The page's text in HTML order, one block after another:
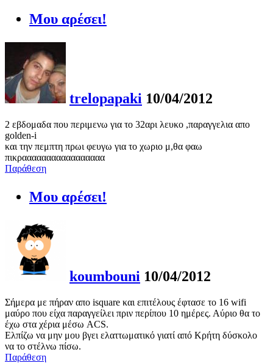
Μου αρέσει!
trelopapaki 10/04/2012
2 εβδομαδα που περιμενω για το 32αρι λευκο ,παραγγελια απο
golden-i
και την πεμπτη πρωι φευγω για το χωριο μ,θα φαω
πικρααααααααααααααααα
Παράθεση
Μου αρέσει!
koumbouni 10/04/2012
Σήμερα με πήραν απο isquare και επιτέλους έφτασε το 16 wifi
μαύρο που είχα παραγγείλει πριν περίπου 10 ημέρες. Αύριο θα το
έχω στα χέρια μέσω ACS.
Ελπίζω να μην μου βγει ελαττωματικό γιατί από Κρήτη δύσκολο
να το στέλνω πίσω.
Παράθεση